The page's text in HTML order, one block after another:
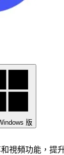
版
視頻功能，提